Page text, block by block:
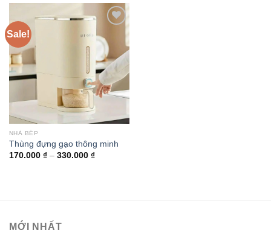
Sale!
wishlist
NHÀ BẾP
Thùng đựng gạo thông minh
170.000 ₫– 330.000 ₫
MỚI NHẤT